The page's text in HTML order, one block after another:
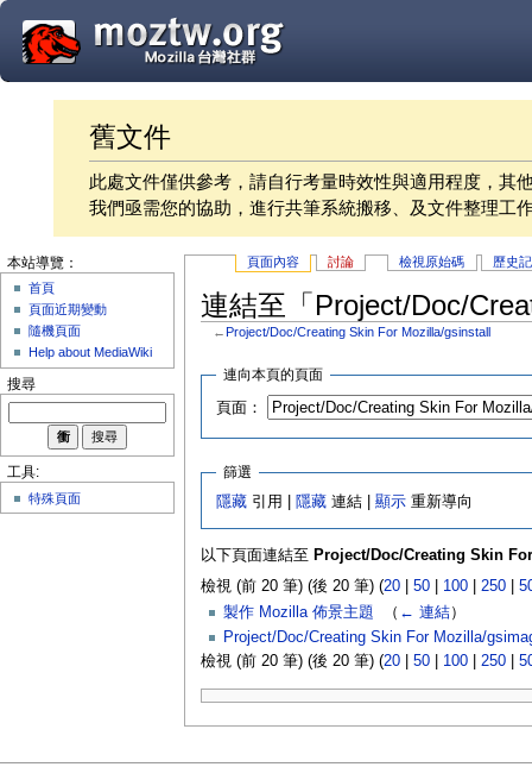
舊文件
此處文件僅供參考，請自行考量時效性與適用程度，其
我們亟需您的協助，進行共筆系統搬移、及文件整理工
頁面內容 討論 檢視原始碼 歷史
連結至「Project/Doc/
← Project/Doc/Creating Skin For Mozilla/gsinstall
連向本頁的頁面
頁面：
篩選
隱藏 引用 | 隱藏 連結 |顯示 重新導向
以下頁面連結至 Project/Doc/Creating Skin
檢視 (前 20 筆) (後 20 筆) (20| 50| 100| 250|
製作 Mozilla 佈景主題
（ ← 連結）
Project/Doc/Creating Skin For Mozilla/
檢視 (前 20 筆) (後 20 筆) (20| 50| 100| 250|
本站導覽：
首頁
頁面近期變動
隨機頁面
Help about MediaWiki
搜尋
工具:
特殊頁面